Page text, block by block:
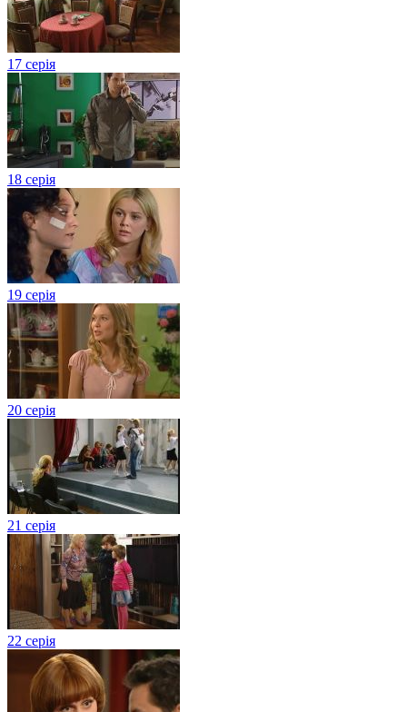
17 серія
18 серія
19 серія
20 серія
21 серія
22 серія